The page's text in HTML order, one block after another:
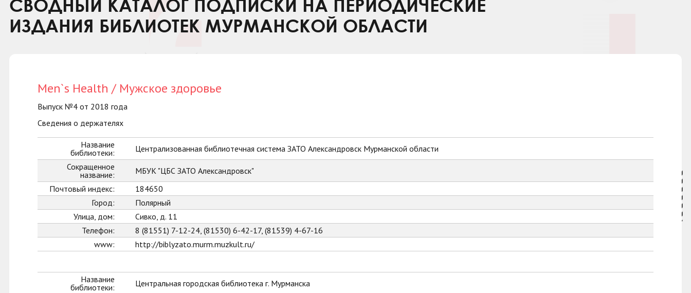
СВОДНЫЙ КАТАЛОГ ПОДПИСКИ НА ПЕРИОДИЧЕСКИЕ
ИЗДАНИЯ БИБЛИОТЕК МУРМАНСКОЙ ОБЛАСТИ
Men`s Health / Мужское здоровье
Выпуск №4 от 2018 года
Сведения о держателях
Название
библиотеки:
Централизованная библиотечная система ЗАТО Александровск Мурманской области
Сокращенное
название:
МБУК "ЦБС ЗАТО Александровск"
Почтовый индекс:
184650
Город:
Полярный
Улица, дом:
Сивко, д. 11
Телефон:
8 (81551) 7-12-24, (81530) 6-42-17, (81539) 4-67-16
www:
http://biblyzato.murm.muzkult.ru/
Название
библиотеки:
Центральная городская библиотека г. Мурманска